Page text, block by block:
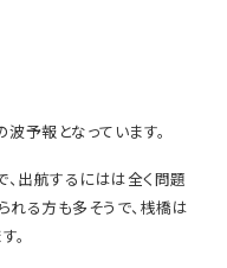
予報となっています。
出航するにはは全く問題
れる方も多そうで、桟橋は
。